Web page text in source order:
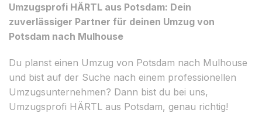
Umzugsprofi HÄRTL aus Potsdam: Dein
zuverlässiger Partner für deinen Umzug von
Potsdam nach Mulhouse
Du planst einen Umzug von Potsdam nach Mulhouse
und bist auf der Suche nach einem professionellen
Umzugsunternehmen? Dann bist du bei uns,
Umzugsprofi HÄRTL aus Potsdam, genau richtig!